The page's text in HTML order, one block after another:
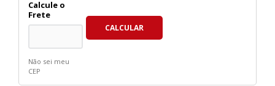
Não sei meu
CEP